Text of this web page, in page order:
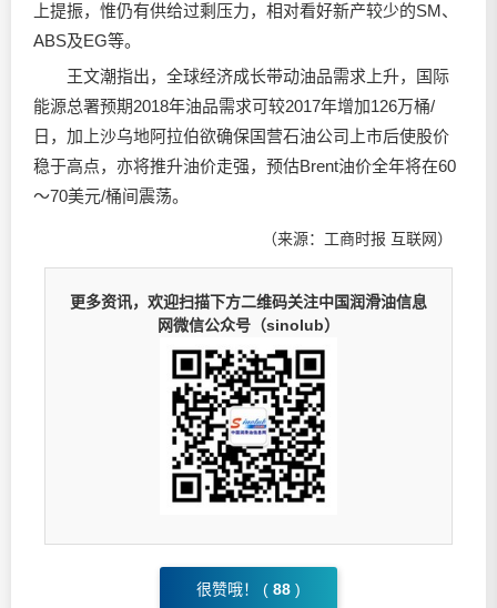
上提振，惟仍有供给过剩压力，相对看好新产较少的SM、
ABS及EG等。
王文潮指出，全球经济成长带动油品需求上升，国际
能源总署预期2018年油品需求可较2017年增加126万桶/
日，加上沙乌地阿拉伯欲确保国营石油公司上市后使股价
稳于高点，亦将推升油价走强，预估Brent油价全年将在60
～70美元/桶间震荡。
（来源：工商时报 互联网）
更多资讯，欢迎扫描下方二维码关注中国润滑油信息
网微信公众号（sinolub）
很赞哦！ ( 88 )